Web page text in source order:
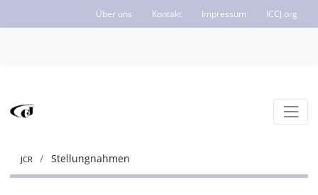
Über uns Kontakt Impressum ICCJ.org
JCR Stellungnahmen